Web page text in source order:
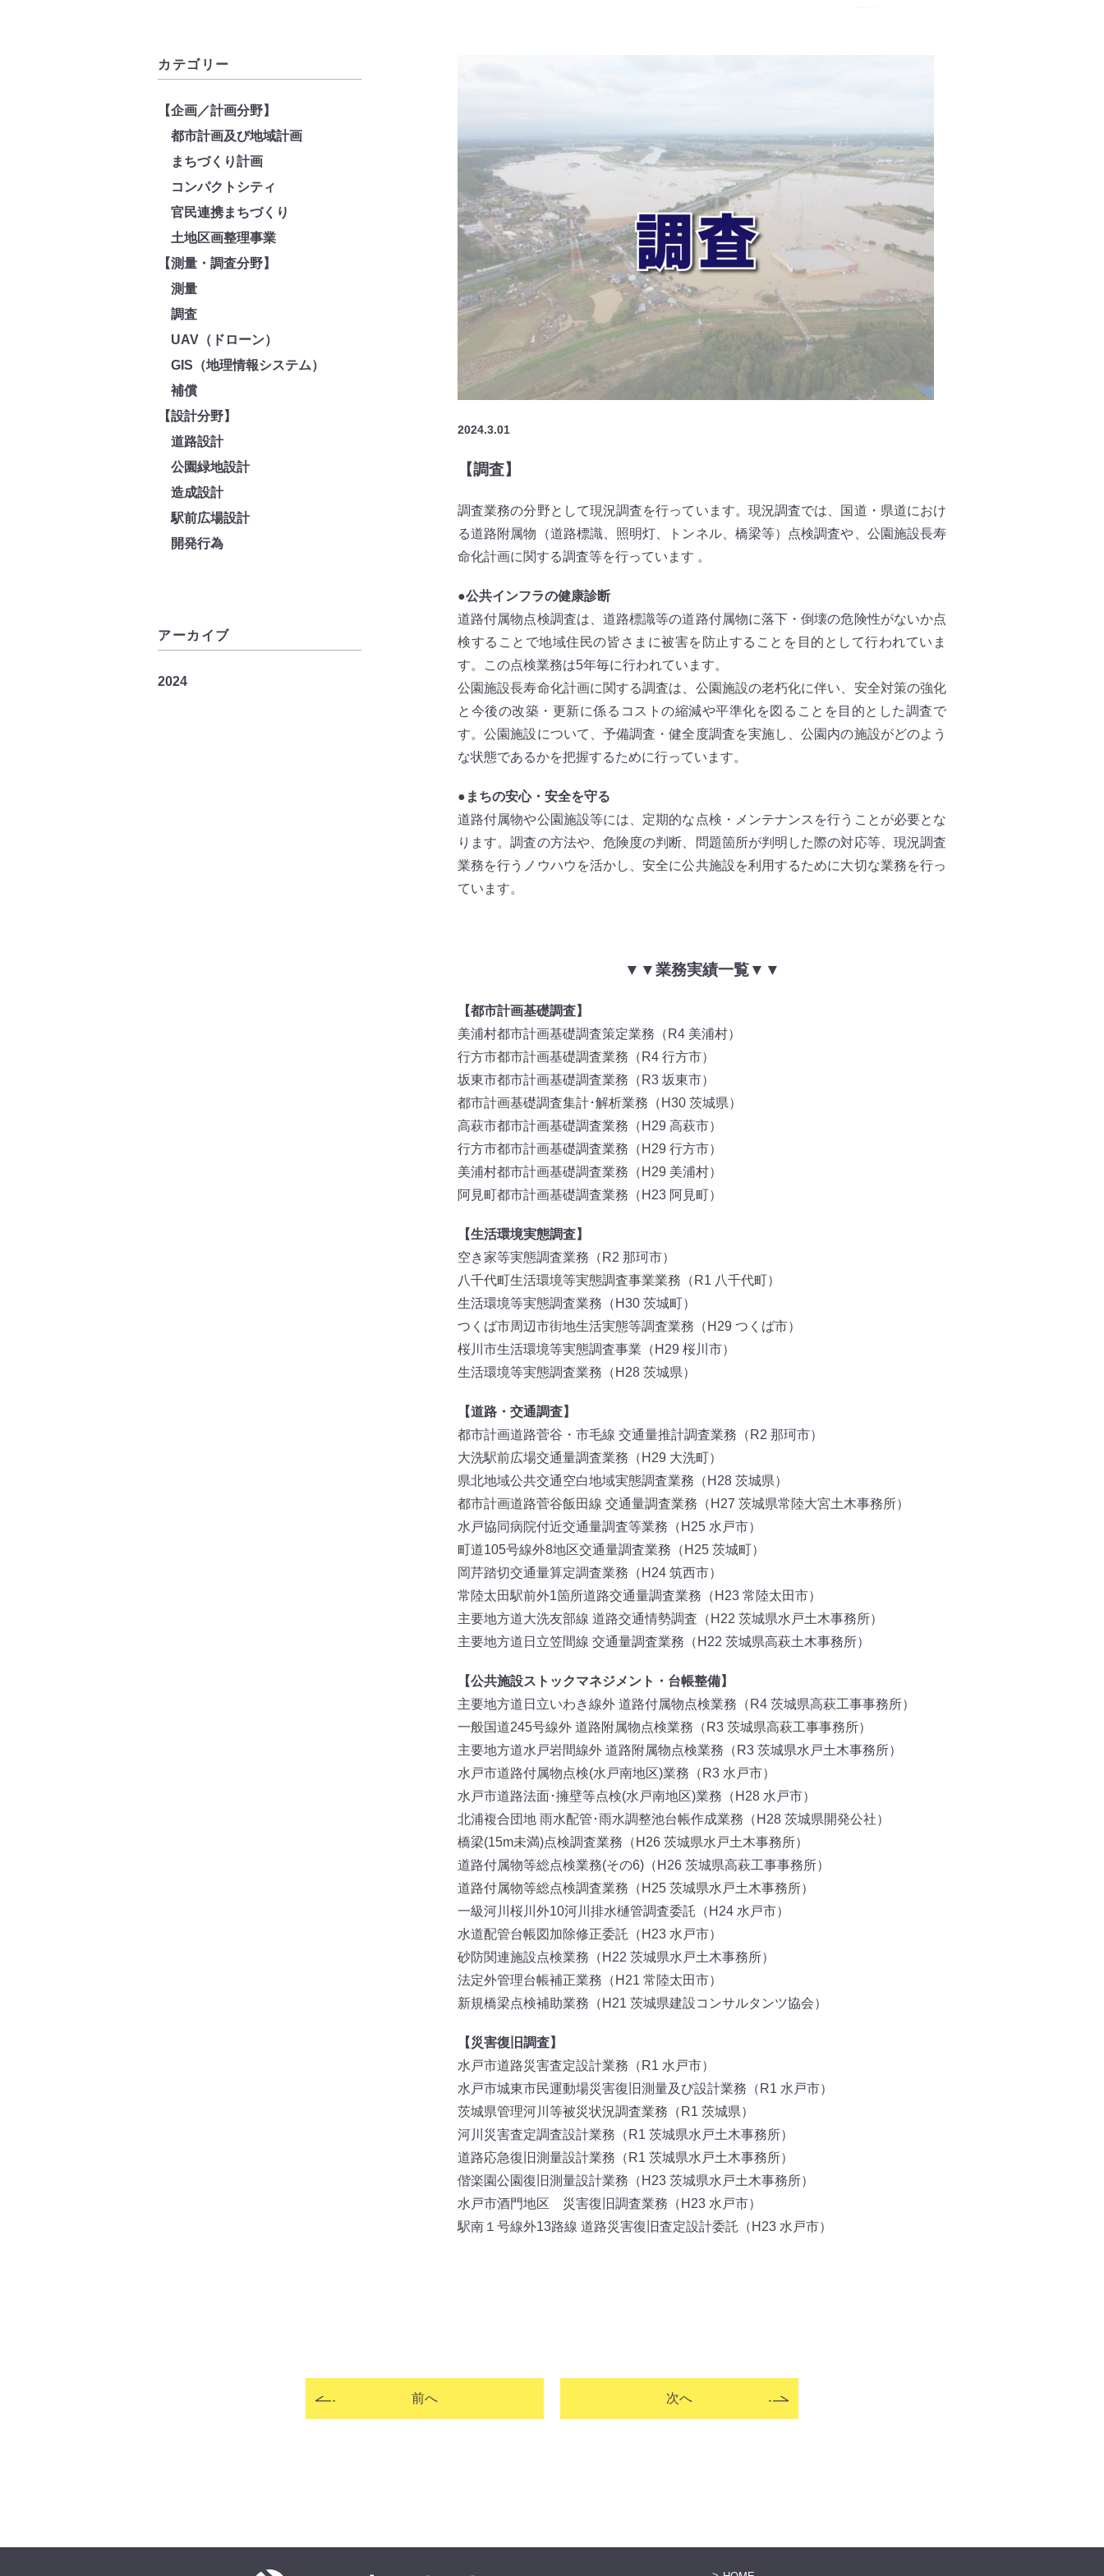
2024.3.01
【調査】
調査業務の分野として現況調査を行っています。現況調査では、国道・県道におけ
る道路附属物（道路標識、照明灯、トンネル、橋梁等）点検調査や、公園施設長寿
命化計画に関する調査等を行っています 。
●公共インフラの健康診断
道路付属物点検調査は、道路標識等の道路付属物に落下・倒壊の危険性がないか点
検することで地域住民の皆さまに被害を防止することを目的として行われていま
す。この点検業務は5年毎に行われています。
公園施設長寿命化計画に関する調査は、公園施設の老朽化に伴い、安全対策の強化
と今後の改築・更新に係るコストの縮減や平準化を図ることを目的とした調査で
す。公園施設について、予備調査・健全度調査を実施し、公園内の施設がどのよう
な状態であるかを把握するために行っています。
●まちの安心・安全を守る
道路付属物や公園施設等には、定期的な点検・メンテナンスを行うことが必要とな
ります。調査の方法や、危険度の判断、問題箇所が判明した際の対応等、現況調査
業務を行うノウハウを活かし、安全に公共施設を利用するために大切な業務を行っ
ています。
▼▼業務実績一覧▼▼
【都市計画基礎調査】
美浦村都市計画基礎調査策定業務（R4 美浦村）
行方市都市計画基礎調査業務（R4 行方市）
坂東市都市計画基礎調査業務（R3 坂東市）
都市計画基礎調査集計･解析業務（H30 茨城県）
高萩市都市計画基礎調査業務（H29 高萩市）
行方市都市計画基礎調査業務（H29 行方市）
美浦村都市計画基礎調査業務（H29 美浦村）
阿見町都市計画基礎調査業務（H23 阿見町）
【生活環境実態調査】
空き家等実態調査業務（R2 那珂市）
八千代町生活環境等実態調査事業業務（R1 八千代町）
生活環境等実態調査業務（H30 茨城町）
つくば市周辺市街地生活実態等調査業務（H29 つくば市）
桜川市生活環境等実態調査事業（H29 桜川市）
生活環境等実態調査業務（H28 茨城県）
【道路・交通調査】
都市計画道路菅谷・市毛線 交通量推計調査業務（R2 那珂市）
大洗駅前広場交通量調査業務（H29 大洗町）
県北地域公共交通空白地域実態調査業務（H28 茨城県）
都市計画道路菅谷飯田線 交通量調査業務（H27 茨城県常陸大宮土木事務所）
水戸協同病院付近交通量調査等業務（H25 水戸市）
町道105号線外8地区交通量調査業務（H25 茨城町）
岡芹踏切交通量算定調査業務（H24 筑西市）
常陸太田駅前外1箇所道路交通量調査業務（H23 常陸太田市）
主要地方道大洗友部線 道路交通情勢調査（H22 茨城県水戸土木事務所）
主要地方道日立笠間線 交通量調査業務（H22 茨城県高萩土木事務所）
【公共施設ストックマネジメント・台帳整備】
主要地方道日立いわき線外 道路付属物点検業務（R4 茨城県高萩工事事務所）
一般国道245号線外 道路附属物点検業務（R3 茨城県高萩工事事務所）
主要地方道水戸岩間線外 道路附属物点検業務（R3 茨城県水戸土木事務所）
水戸市道路付属物点検(水戸南地区)業務（R3 水戸市）
水戸市道路法面･擁壁等点検(水戸南地区)業務（H28 水戸市）
北浦複合団地 雨水配管･雨水調整池台帳作成業務（H28 茨城県開発公社）
橋梁(15m未満)点検調査業務（H26 茨城県水戸土木事務所）
道路付属物等総点検業務(その6)（H26 茨城県高萩工事事務所）
道路付属物等総点検調査業務（H25 茨城県水戸土木事務所）
一級河川桜川外10河川排水樋管調査委託（H24 水戸市）
水道配管台帳図加除修正委託（H23 水戸市）
砂防関連施設点検業務（H22 茨城県水戸土木事務所）
法定外管理台帳補正業務（H21 常陸太田市）
新規橋梁点検補助業務（H21 茨城県建設コンサルタンツ協会）
【災害復旧調査】
水戸市道路災害査定設計業務（R1 水戸市）
水戸市城東市民運動場災害復旧測量及び設計業務（R1 水戸市）
茨城県管理河川等被災状況調査業務（R1 茨城県）
河川災害査定調査設計業務（R1 茨城県水戸土木事務所）
道路応急復旧測量設計業務（R1 茨城県水戸土木事務所）
偕楽園公園復旧測量設計業務（H23 茨城県水戸土木事務所）
水戸市酒門地区 災害復旧調査業務（H23 水戸市）
駅南１号線外13路線 道路災害復旧査定設計委託（H23 水戸市）
カテゴリー
【企画／計画分野】
都市計画及び地域計画
まちづくり計画
コンパクトシティ
官民連携まちづくり
土地区画整理事業
【測量・調査分野】
測量
調査
UAV（ドローン）
GIS（地理情報システム）
補償
【設計分野】
道路設計
公園緑地設計
造成設計
駅前広場設計
開発行為
アーカイブ
2024
前へ 次へ